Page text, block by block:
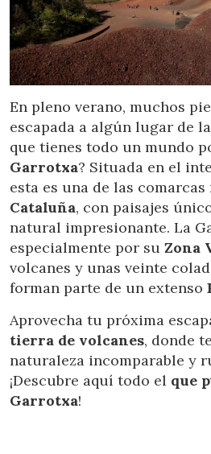
Ubicación/nombre del hotel
En pleno verano, muchos
escapada a algún lugar de
que tienes todo un mundo
Garrotxa? Situada en el
esta es una de las
Cataluña, con paisajes
natural impresionante. La
especialmente por su Zona
volcanes y unas veinte
forman parte de un extenso
Aprovecha tu próxima
tierra de volcanes, donde
naturaleza incomparable y
¡Descubre aquí todo el que
Garrotxa!